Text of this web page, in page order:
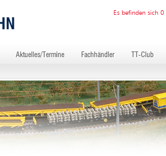
Es befinden sich
Aktuelles/Termine Fachhändler TT-Club